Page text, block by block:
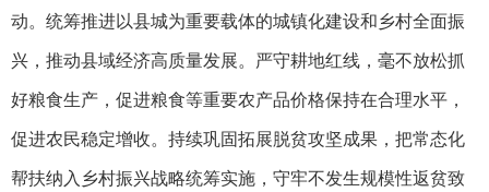
动。统筹推进以县城为重要载体的城镇化建设和乡村全面振
兴，推动县域经济高质量发展。严守耕地红线，毫不放松抓
好粮食生产，促进粮食等重要农产品价格保持在合理水平，
促进农民稳定增收。持续巩固拓展脱贫攻坚成果，把常态化
帮扶纳入乡村振兴战略统筹实施，守牢不发生规模性返贫致